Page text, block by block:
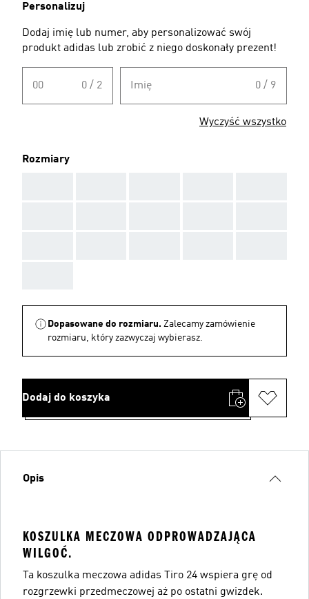
Personalizuj
Dodaj imię lub numer, aby personalizować swój
produkt adidas lub zrobić z niego doskonały prezent!
00 0 / 2 Imię 0 / 9
Wyczyść wszystko
Rozmiary
Dopasowane do rozmiaru. Zalecamy zamówienie
rozmiaru, który zazwyczaj wybierasz.
Dodaj do koszyka
Opis
KOSZULKA MECZOWA ODPROWADZAJĄCA
WILGOĆ.
Ta koszulka meczowa adidas Tiro 24 wspiera grę od
rozgrzewki przedmeczowej aż po ostatni gwizdek.